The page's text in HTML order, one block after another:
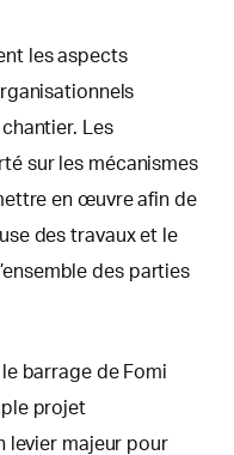
les aspects
Les
sur les mécanismes
en œuvre afin de
des travaux et le
des parties
barrage de Fomi
projet
levier majeur pour